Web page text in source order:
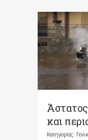
και
Κατηγορίες: